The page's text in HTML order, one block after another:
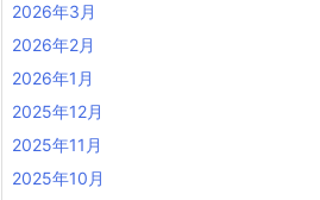
2026年3月
2026年2月
2026年1月
2025年12月
2025年11月
2025年10月